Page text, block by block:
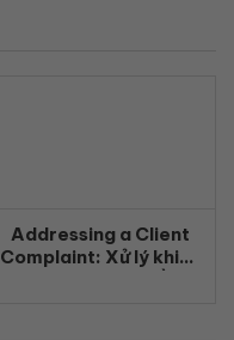
Addressing a Client
Complaint: Xử lý khiếu